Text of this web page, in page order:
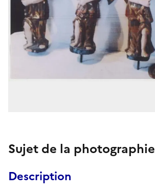
Sujet de la photographie
Description